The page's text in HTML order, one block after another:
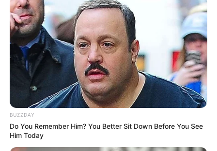
FNARAS em Brasília: Senado pode
promulgar PEC 14 em semana de
mobilização.
Presidente Kennedy (ES) abre processo
seletivo para Agentes de Saúde e de
Combate às Endemias.
PEC 14: o que acontece com quinquênio,
BUZZDAY
Do You Remember Him? You Better Sit Down Before You See
Him Today